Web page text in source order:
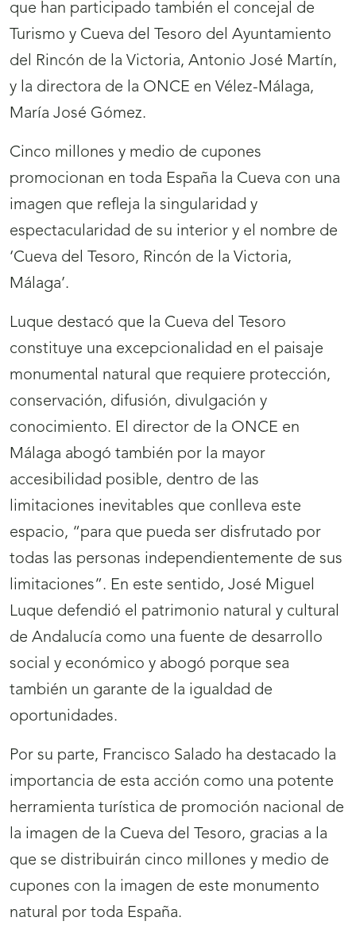
que han participado también el concejal de
Turismo y Cueva del Tesoro del Ayuntamiento
del Rincón de la Victoria, Antonio José Martín,
y la directora de la ONCE en Vélez-Málaga,
María José Gómez.
Cinco millones y medio de cupones
promocionan en toda España la Cueva con una
imagen que refleja la singularidad y
espectacularidad de su interior y el nombre de
‘Cueva del Tesoro, Rincón de la Victoria,
Málaga’.
Luque destacó que la Cueva del Tesoro
constituye una excepcionalidad en el paisaje
monumental natural que requiere protección,
conservación, difusión, divulgación y
conocimiento. El director de la ONCE en
Málaga abogó también por la mayor
accesibilidad posible, dentro de las
limitaciones inevitables que conlleva este
espacio, “para que pueda ser disfrutado por
todas las personas independientemente de sus
limitaciones”. En este sentido, José Miguel
Luque defendió el patrimonio natural y cultural
de Andalucía como una fuente de desarrollo
social y económico y abogó porque sea
también un garante de la igualdad de
oportunidades.
Por su parte, Francisco Salado ha destacado la
importancia de esta acción como una potente
herramienta turística de promoción nacional de
la imagen de la Cueva del Tesoro, gracias a la
que se distribuirán cinco millones y medio de
cupones con la imagen de este monumento
natural por toda España.